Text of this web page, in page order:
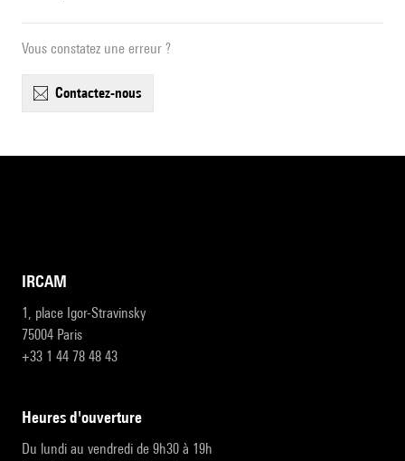
Vous constatez une erreur ?
contactez-nous
IRCAM
1, place Igor-Stravinsky
75004 Paris
+33 1 44 78 48 43
heures d'ouverture
Du lundi au vendredi de 9h30 à 19h